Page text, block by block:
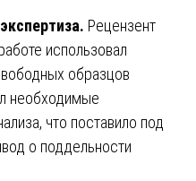
Рецензент
использовал
образцов
необходимые
что поставило под
о поддельности